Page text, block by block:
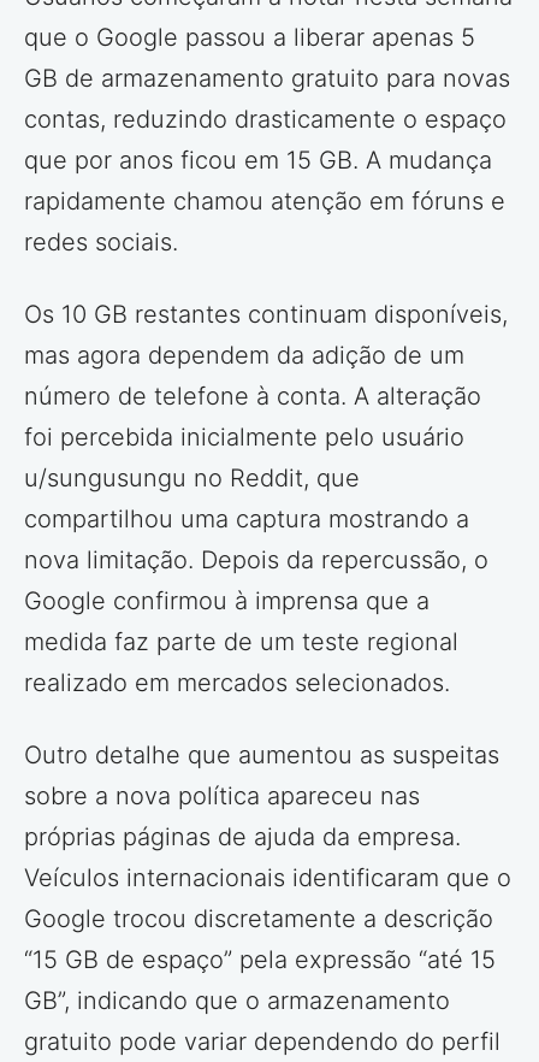
que o Google passou a liberar apenas 5
GB de armazenamento gratuito para novas
contas, reduzindo drasticamente o espaço
que por anos ficou em 15 GB. A mudança
rapidamente chamou atenção em fóruns e
redes sociais.
Os 10 GB restantes continuam disponíveis,
mas agora dependem da adição de um
número de telefone à conta. A alteração
foi percebida inicialmente pelo usuário
u/sungusungu no Reddit, que
compartilhou uma captura mostrando a
nova limitação. Depois da repercussão, o
Google confirmou à imprensa que a
medida faz parte de um teste regional
realizado em mercados selecionados.
Outro detalhe que aumentou as suspeitas
sobre a nova política apareceu nas
próprias páginas de ajuda da empresa.
Veículos internacionais identificaram que o
Google trocou discretamente a descrição
“15 GB de espaço” pela expressão “até 15
GB”, indicando que o armazenamento
gratuito pode variar dependendo do perfil